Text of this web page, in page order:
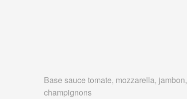
Base sauce tomate, mozzarella, jambon,
champignons